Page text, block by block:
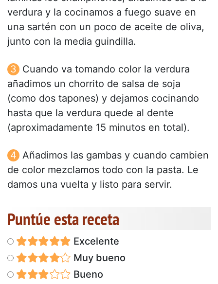
verdura y la cocinamos a fuego suave en
una sartén con un poco de aceite de oliva,
junto con la media guindilla.
Cuando va tomando color la verdura
añadimos un chorrito de salsa de soja
(como dos tapones) y dejamos cocinando
hasta que la verdura quede al dente
(aproximadamente 15 minutos en total).
Añadimos las gambas y cuando cambien
de color mezclamos todo con la pasta. Le
damos una vuelta y listo para servir.
Puntúe esta receta
Excelente
Muy bueno
Bueno